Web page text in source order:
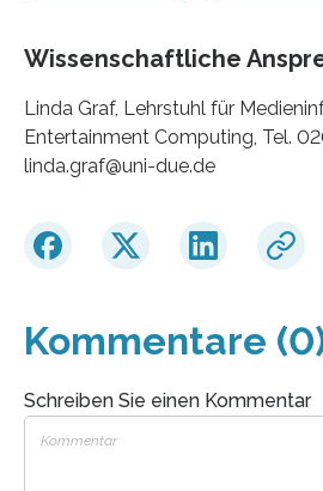
Wissenschaftliche
Linda Graf, Lehrstuhl für
Entertainment Computing, Tel.
linda.graf@uni-due.de
Kommentare
Schreiben Sie einen Kommentar